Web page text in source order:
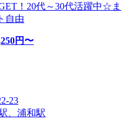
！20代～30代活躍中☆ま
自由
円〜
23
、浦和駅